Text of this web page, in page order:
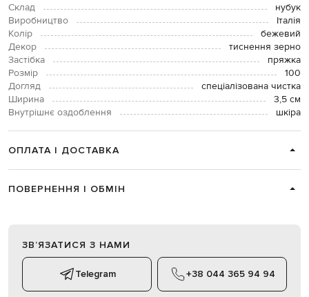
Склад
нубук
Виробництво
Італія
Колір
бежевий
Декор
тиснення зерно
Застібка
пряжка
Розмір
100
Догляд
спеціалізована чистка
Ширина
3,5 см
Внутрішнє оздоблення
шкіра
ОПЛАТА І ДОСТАВКА
ПОВЕРНЕННЯ І ОБМІН
ЗВʼЯЗАТИСЯ З НАМИ
Telegram +38 044 365 94 94